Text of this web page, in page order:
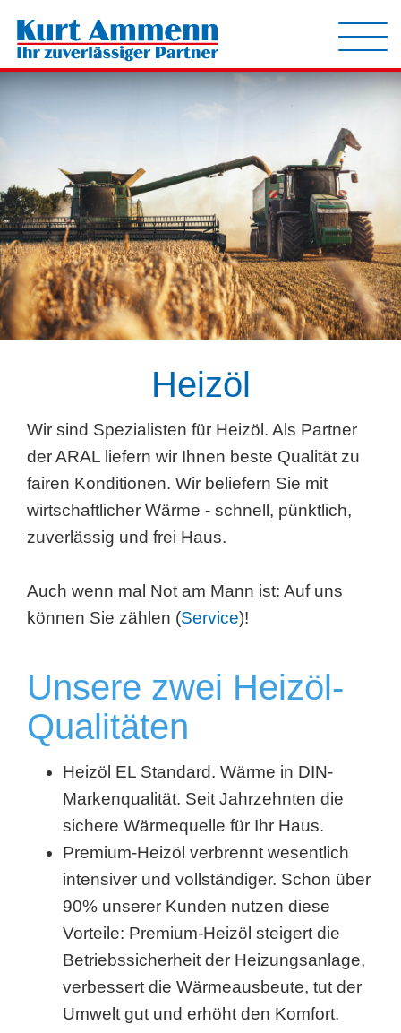
Heizöl
Wir sind Spezialisten für Heizöl. Als Partner
der ARAL liefern wir Ihnen beste Qualität zu
fairen Konditionen. Wir beliefern Sie mit
wirtschaftlicher Wärme - schnell, pünktlich,
zuverlässig und frei Haus.
Auch wenn mal Not am Mann ist: Auf uns
können Sie zählen (Service)!
Unsere zwei Heizöl-
Qualitäten
Heizöl EL Standard. Wärme in DIN-
Markenqualität. Seit Jahrzehnten die
sichere Wärmequelle für Ihr Haus.
Premium-Heizöl verbrennt wesentlich
intensiver und vollständiger. Schon über
90% unserer Kunden nutzen diese
Vorteile: Premium-Heizöl steigert die
Betriebssicherheit der Heizungsanlage,
verbessert die Wärmeausbeute, tut der
Umwelt gut und erhöht den Komfort.